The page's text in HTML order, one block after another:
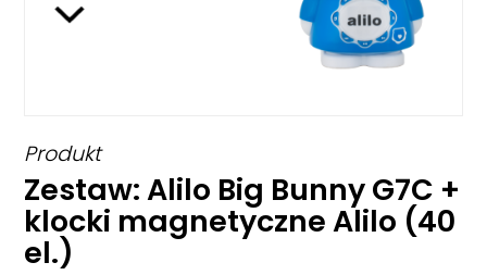
Produkt
Zestaw: Alilo Big Bunny G7C +
klocki magnetyczne Alilo (40
el.)